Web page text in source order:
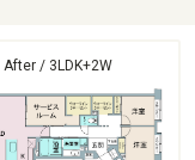
After / 3LDK+2W